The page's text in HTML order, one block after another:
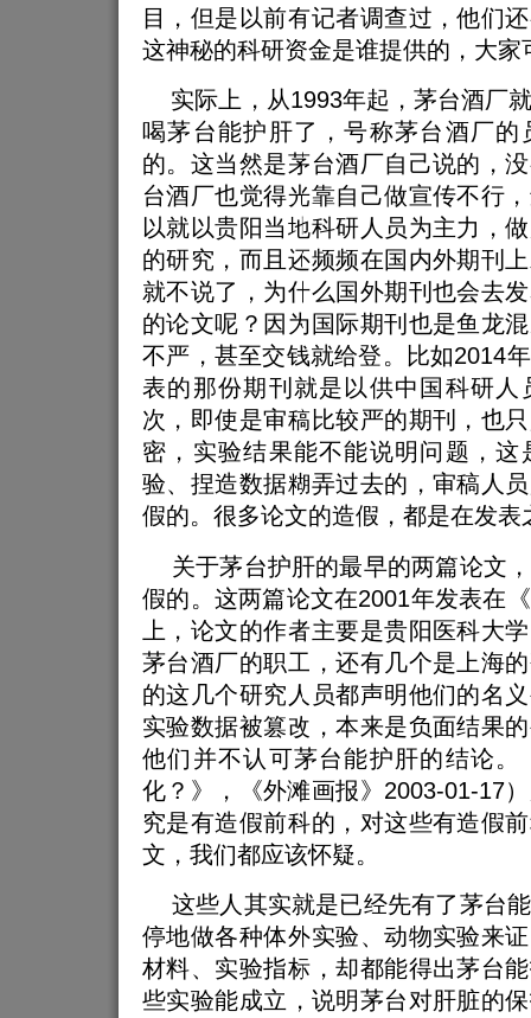
目，但是以前有记者调查过，他们
这神秘的科研资金是谁提供的，大家
实际上，从1993年起，茅台酒厂
喝茅台能护肝了，号称茅台酒厂的
的。这当然是茅台酒厂自己说的，
台酒厂也觉得光靠自己做宣传不行
以就以贵阳当地科研人员为主力，
的研究，而且还频频在国内外期刊
就不说了，为什么国外期刊也会去
的论文呢？因为国际期刊也是鱼龙
不严，甚至交钱就给登。比如2014
表的那份期刊就是以供中国科研人
次，即使是审稿比较严的期刊，也
密，实验结果能不能说明问题，这
验、捏造数据糊弄过去的，审稿人
假的。很多论文的造假，都是在发表
关于茅台护肝的最早的两篇论文
假的。这两篇论文在2001年发表在
上，论文的作者主要是贵阳医科大
茅台酒厂的职工，还有几个是上海
的这几个研究人员都声明他们的名
实验数据被篡改，本来是负面结果
他们并不认可茅台能护肝的结论。
化？》，《外滩画报》2003-01-17
究是有造假前科的，对这些有造假
文，我们都应该怀疑。
这些人其实就是已经先有了茅台
停地做各种体外实验、动物实验来
材料、实验指标，却都能得出茅台
些实验能成立，说明茅台对肝脏的